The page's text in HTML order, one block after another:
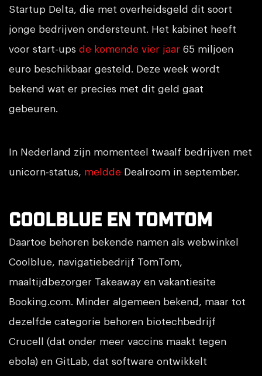
Startup Delta, die met overheidsgeld dit soort
jonge bedrijven ondersteunt. Het kabinet heeft
voor start-ups de komende vier jaar 65 miljoen
euro beschikbaar gesteld. Deze week wordt
bekend wat er precies met dit geld gaat
gebeuren.
In Nederland zijn momenteel twaalf bedrijven met
unicorn-status, meldde Dealroom in september.
Coolblue en TomTom
Daartoe behoren bekende namen als webwinkel
Coolblue, navigatiebedrijf TomTom,
maaltijdbezorger Takeaway en vakantiesite
Booking.com. Minder algemeen bekend, maar tot
dezelfde categorie behoren biotechbedrijf
Crucell (dat onder meer vaccins maakt tegen
ebola) en GitLab, dat software ontwikkelt